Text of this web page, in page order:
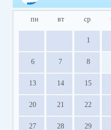
пн вт ср
1
6 7 8
13 14 15
20 21 22
27 28 29